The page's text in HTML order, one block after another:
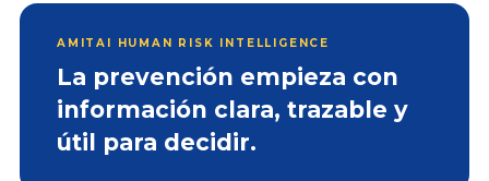
AMITAI HUMAN RISK INTELLIGENCE
La prevención empieza con
información clara, trazable y
útil para decidir.